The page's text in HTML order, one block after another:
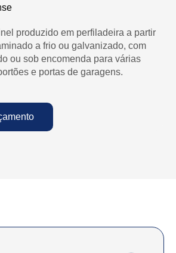
produzido em perfiladeira a partir
a frio ou galvanizado, com
ou sob encomenda para várias
e portas de garagens.